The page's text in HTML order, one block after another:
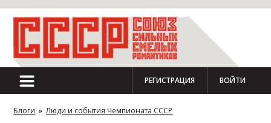
РЕГИСТРАЦИЯ ВОЙТИ
Блоги » Люди и события Чемпионата СССР